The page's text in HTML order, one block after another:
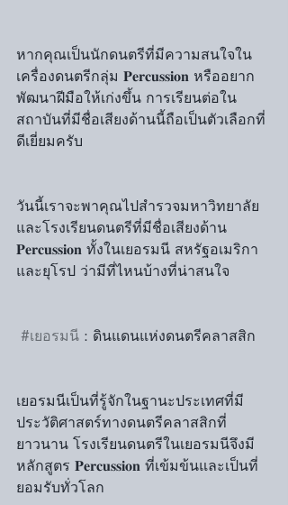
หากคุณเป็นนักดนตรีที่มีความสนใจใน
เครื่องดนตรีกลุ่ม 𝐏𝐞𝐫𝐜𝐮𝐬𝐬𝐢𝐨𝐧 หรืออยาก
พัฒนาฝีมือให้เก่งขึ้น การเรียนต่อใน
สถาบันที่มีชื่อเสียงด้านนี้ถือเป็นตัวเลือกที่
ดีเยี่ยมครับ
วันนี้เราจะพาคุณไปสำรวจมหาวิทยาลัย
และโรงเรียนดนตรีที่มีชื่อเสียงด้าน
𝐏𝐞𝐫𝐜𝐮𝐬𝐬𝐢𝐨𝐧 ทั้งในเยอรมนี สหรัฐอเมริกา
และยุโรป ว่ามีที่ไหนบ้างที่น่าสนใจ
#เยอรมนี : ดินแดนแห่งดนตรีคลาสสิก
เยอรมนีเป็นที่รู้จักในฐานะประเทศที่มี
ประวัติศาสตร์ทางดนตรีคลาสสิกที่
ยาวนาน โรงเรียนดนตรีในเยอรมนีจึงมี
หลักสูตร 𝐏𝐞𝐫𝐜𝐮𝐬𝐬𝐢𝐨𝐧 ที่เข้มข้นและเป็นที่
ยอมรับทั่วโลก